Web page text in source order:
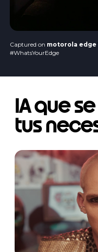
Captured on motorola edge
#WhatsYourEdge
IA que
tus